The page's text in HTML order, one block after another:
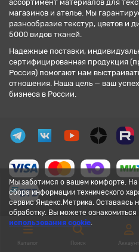
Мы заботимся о вашем комфорте.
сбора информации технического
сервис Яндекс.Метрика. Оставаясь
обработку. Вы можете ознакомиться
использования cookie.
ассортимент материалов для
магазинов и ателье. Мы
разнообразие текстур, цветов и
5000 видов тканей.
Надежные поставки,
сертифицированная продукция
Россия) помогают нам
отношения. Наша цель — ваш
бизнеса в России.
Каталог Поиск Аккаунт